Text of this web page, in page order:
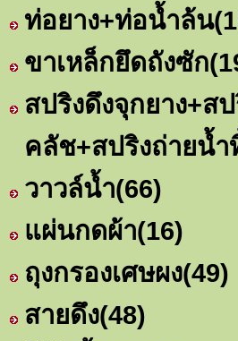
ท่อยาง+ท่อน้ำล้น
ขาเหล็กยึดถังซัก
สปริงดึงจุกยาง+ส
คลัช+สปริงถ่ายน้ำ
วาวล์น้ำ(66)
แผ่นกดผ้า(16)
ถุงกรองเศษผง(49)
สายดึง(48)